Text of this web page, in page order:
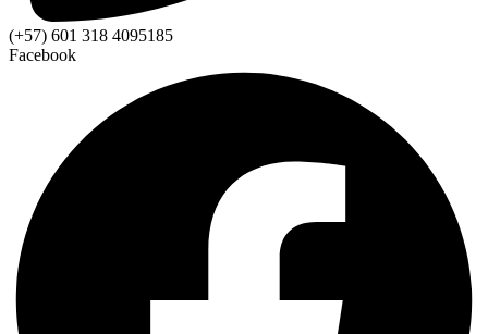
(+57) 601 318 4095185
Facebook